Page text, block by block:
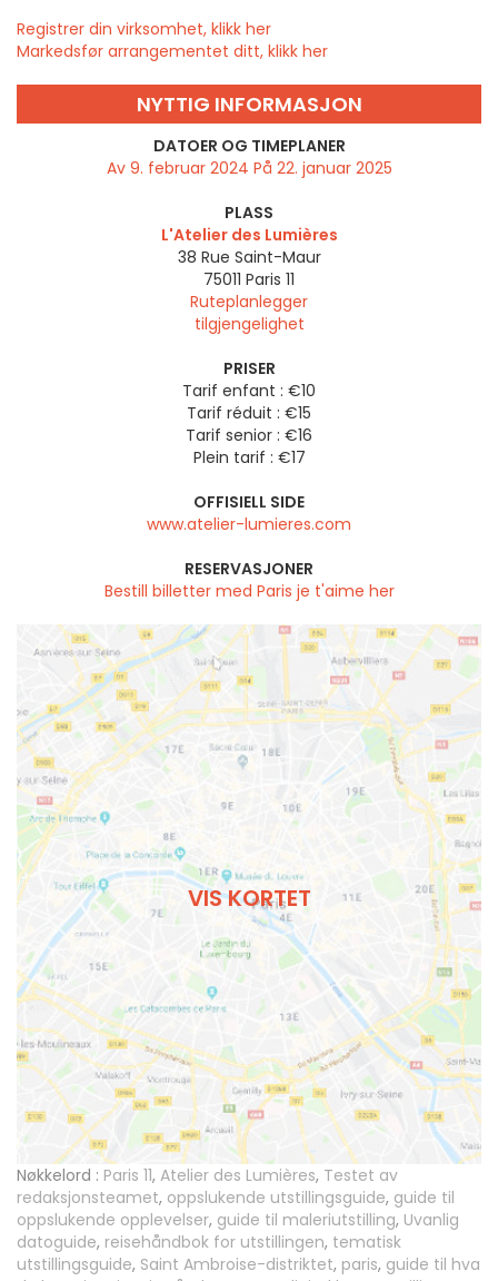
Registrer din virksomhet, klikk her
Markedsfør arrangementet ditt, klikk her
NYTTIG INFORMASJON
DATOER OG TIMEPLANER
Av 9. februar 2024 På 22. januar 2025
PLASS
L'Atelier des Lumières
38 Rue Saint-Maur
75011 Paris 11
Ruteplanlegger
tilgjengelighet
PRISER
Tarif enfant : €10
Tarif réduit : €15
Tarif senior : €16
Plein tarif : €17
OFFISIELL SIDE
www.atelier-lumieres.com
RESERVASJONER
Bestill billetter med Paris je t'aime her
VIS KORTET
Nøkkelord : Paris 11, Atelier des Lumières, Testet av
redaksjonsteamet, oppslukende utstillingsguide, guide til
oppslukende opplevelser, guide til maleriutstilling, Uvanlig
datoguide, reisehåndbok for utstillingen, tematisk
utstillingsguide, Saint Ambroise-distriktet, paris, guide til hva